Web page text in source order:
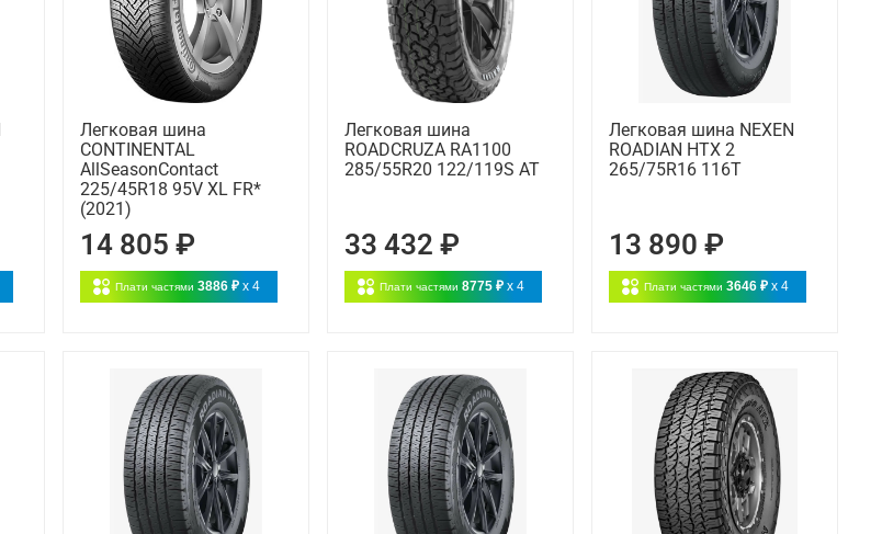
Легковая шина
CONTINENTAL
AllSeasonContact
225/45R18 95V XL FR*
(2021)
14 805 ₽
Плати частями 3886 ₽ x 4
Легковая шина
ROADCRUZA RA1100
285/55R20 122/119S AT
33 432 ₽
Плати частями 8775 ₽ x 4
Легковая шина NEXEN
ROADIAN HTX 2
265/75R16 116T
13 890 ₽
Плати частями 3646 ₽ x 4